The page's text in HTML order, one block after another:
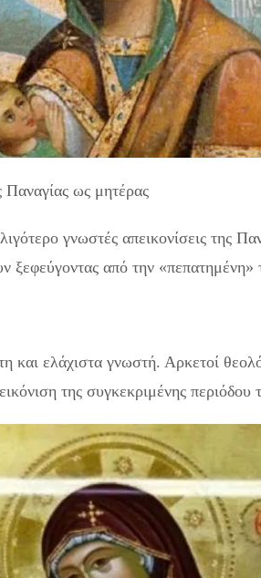
Παναγίας ως μητέρας
γνωστές απεικονίσεις της
ξεφεύγοντας από την «πεπατημένη»
και ελάχιστα γνωστή. Αρκετοί
της συγκεκριμένης